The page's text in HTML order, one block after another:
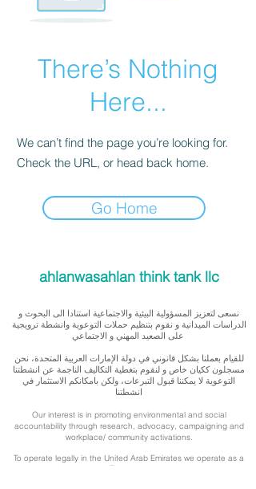
There’s Nothing
Here...
We can’t find the page you’re looking for.
Check the URL, or head back home.
Go Home
ahlanwasahlan think tank llc
نسعى لتعزيز المسؤولية البيئية والاجتماعية استنادا الى البحوث و
الدراسات الميدانية و نقوم بتنظيم حملات التوعوية وانشطة ترويجية
للقيام بعملنا بشكل قانوني في دولة الإمارات العربية المتحدة، نحن
مسجلون ككيان خاص و لنقوم بتغطية التكاليف الناجمة عن انشطتنا
التوعوية لا يمكننا قبول التبرعات، ولكن بامكانكم الاستثمار في
انشطتنا
Our interest is in promoting environmental and social
accountability through research, advocacy, campaigning and
workplace/ community activations.
To operate legally in the United Arab Emirates we operate as a
privately registered entity. To cover our outreach expenses, we